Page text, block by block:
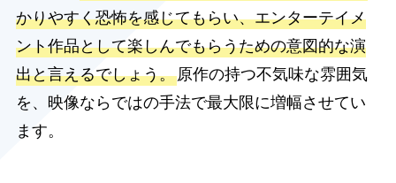
かりやすく恐怖を感じてもらい、エンターテイメ
ント作品として楽しんでもらうための意図的な演
出と言えるでしょう。原作の持つ不気味な雰囲気
を、映像ならではの手法で最大限に増幅させてい
ます。